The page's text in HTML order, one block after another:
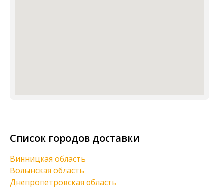
Список городов доставки
Винницкая область
Волынская область
Днепропетровская область